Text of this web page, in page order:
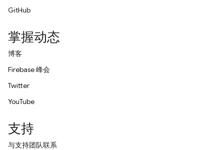
GitHub
掌握动态
博客
Firebase 峰会
Twitter
YouTube
支持
与支持团队联系